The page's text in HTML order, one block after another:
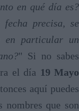
en qué día es?
precisa, se
en particular un
" Si no sabes
el día 19 Mayo
aquí puedes
que son